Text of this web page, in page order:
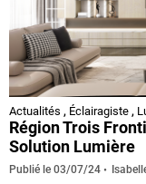
Actualités , Éclairagiste ,
Région Trois
Solution Lumière
Publié le 03/07/24